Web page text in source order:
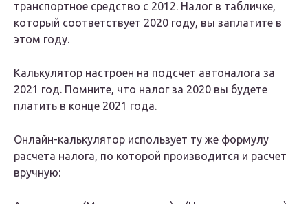
транспортное средство с 2012. Налог в табличке,
который соответствует 2020 году, вы заплатите в
этом году.
Калькулятор настроен на подсчет автоналога за
2021 год. Помните, что налог за 2020 вы будете
платить в конце 2021 года.
Онлайн-калькулятор использует ту же формулу
расчета налога, по которой производится и расчет
вручную: